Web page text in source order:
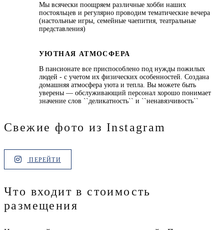
Мы всячески поощряем различные хобби наших
постояльцев и регулярно проводим тематические вечера
(настольные игры, семейные чаепития, театральные
представления)
УЮТНАЯ АТМОСФЕРА
В пансионате все приспособлено под нужды пожилых
людей - с учетом их физических особенностей. Создана
домашняя атмосфера уюта и тепла. Вы можете быть
уверены — обслуживающий персонал хорошо понимает
значение слов ``деликатность`` и ``ненавязчивость``
Свежие фото из Instagram
ПЕРЕЙТИ
Что входит в стоимость
размещения